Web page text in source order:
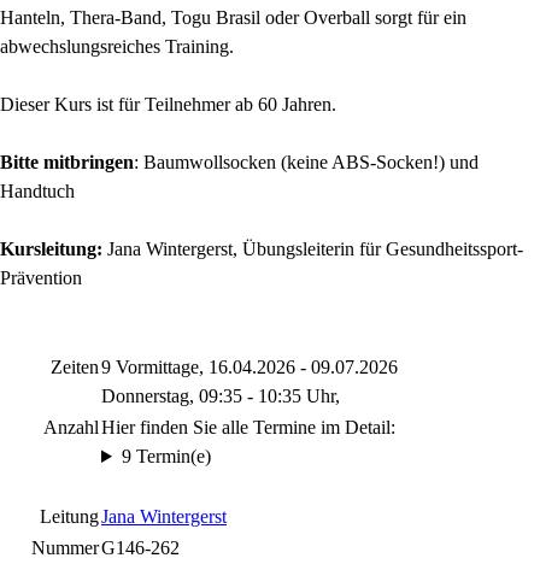
Hanteln, Thera-Band, Togu Brasil oder Overball sorgt für ein
abwechslungsreiches Training.
Dieser Kurs ist für Teilnehmer ab 60 Jahren.
Bitte mitbringen: Baumwollsocken (keine ABS-Socken!) und
Handtuch
Kursleitung: Jana Wintergerst, Übungsleiterin für Gesundheitssport-
Prävention
Zeiten9 Vormittage, 16.04.2026 - 09.07.2026
Donnerstag, 09:35 - 10:35 Uhr,
AnzahlHier finden Sie alle Termine im Detail:
9 Termin(e)
LeitungJana Wintergerst
NummerG146-262